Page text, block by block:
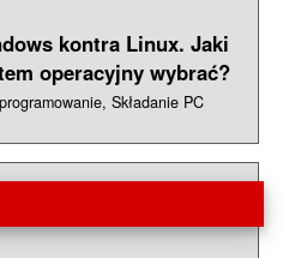
kontra Linux. Jaki
operacyjny wybrać?
Składanie PC